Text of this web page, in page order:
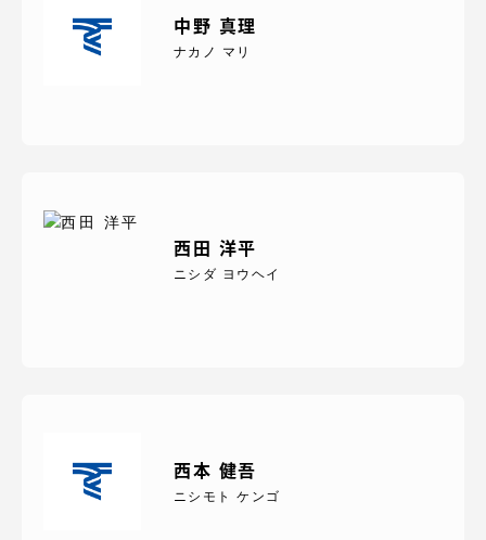
中野 真理
ナカノ マリ
西田 洋平
ニシダ ヨウヘイ
西本 健吾
ニシモト ケンゴ